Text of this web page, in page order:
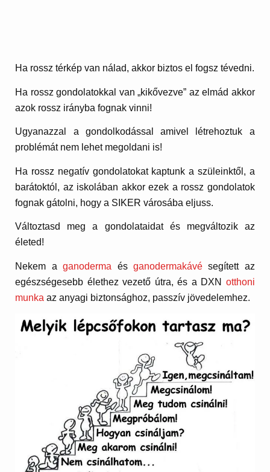
Ha rossz térkép van nálad, akkor biztos el fogsz tévedni.
Ha rossz gondolatokkal van „kikővezve” az elmád akkor
azok rossz irányba fognak vinni!
Ugyanazzal a gondolkodással amivel létrehoztuk a
problémát nem lehet megoldani is!
Ha rossz negatív gondolatokat kaptunk a szüleinktől, a
barátoktól, az iskolában akkor ezek a rossz gondolatok
fognak gátolni, hogy a SIKER városába eljuss.
Változtasd meg a gondolataidat és megváltozik az
életed!
Nekem aganoderma és ganodermakávésegített az
egészségesebb élethez vezető útra, és a DXN otthoni
munka az anyagi biztonsághoz, passzív jövedelemhez.